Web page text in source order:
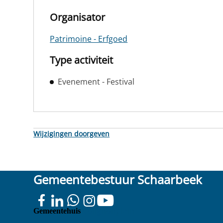
Organisator
Patrimoine - Erfgoed
Type activiteit
Evenement - Festival
Wijzigingen doorgeven
Gemeentebestuur Schaarbeek
Gemeentehuis